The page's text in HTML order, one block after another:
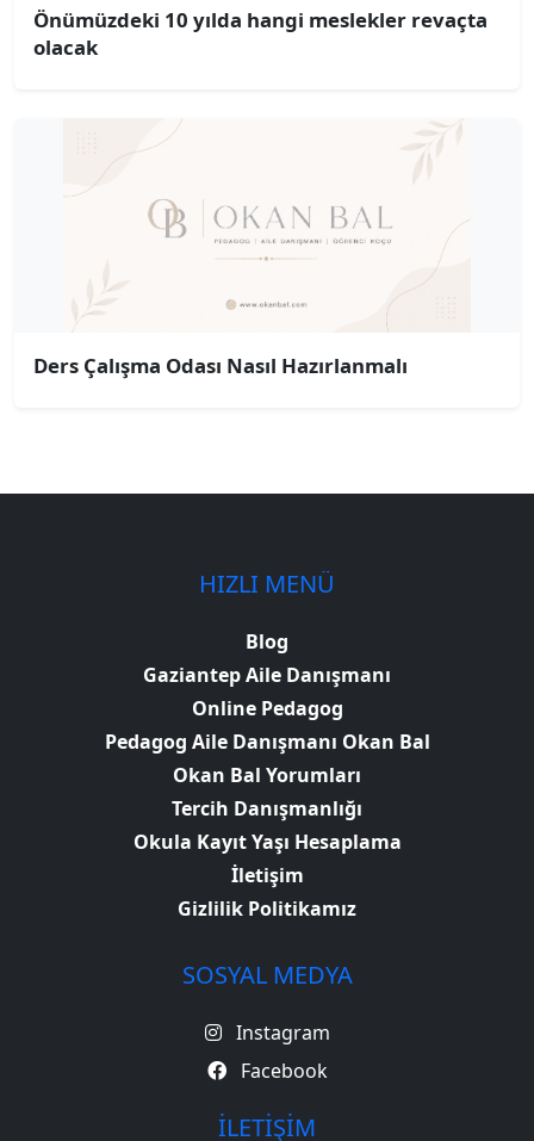
Önümüzdeki 10 yılda hangi meslekler revaçta
olacak
Ders Çalışma Odası Nasıl Hazırlanmalı
HIZLI MENÜ
Blog
Gaziantep Aile Danışmanı
Online Pedagog
Pedagog Aile Danışmanı Okan Bal
Okan Bal Yorumları
Tercih Danışmanlığı
Okula Kayıt Yaşı Hesaplama
İletişim
Gizlilik Politikamız
SOSYAL MEDYA
Instagram
Facebook
İLETIŞIM